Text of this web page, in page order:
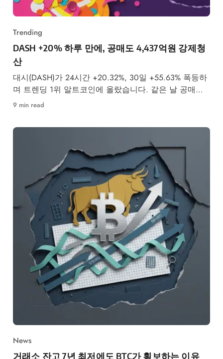
Trending
DASH +20% 하루 만에, 공매도 4,437억원 강제청
산
대시(DASH)가 24시간 +20.32%, 30일 +55.63% 폭등하
며 트렌딩 1위 알트코인에 올랐습니다. 같은 날 공매도
투자자 4,437억원이 강제청산됐습니다.
9 min read
News
거래소 잔고 7년 최저에도 BTC가 횡보하는 이유